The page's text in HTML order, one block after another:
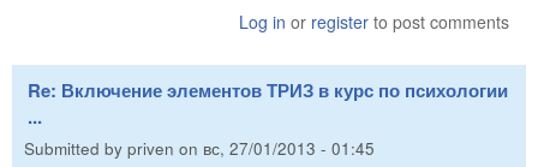
Log in or register to post comments
Re: Включение элементов ТРИЗ в курс по психологии
...
Submitted by priven on вс, 27/01/2013 - 01:45